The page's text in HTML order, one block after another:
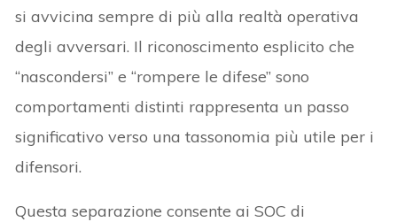
si avvicina sempre di più alla realtà operativa
degli avversari. Il riconoscimento esplicito che
“nascondersi” e “rompere le difese” sono
comportamenti distinti rappresenta un passo
significativo verso una tassonomia più utile per i
difensori.
Questa separazione consente ai SOC di